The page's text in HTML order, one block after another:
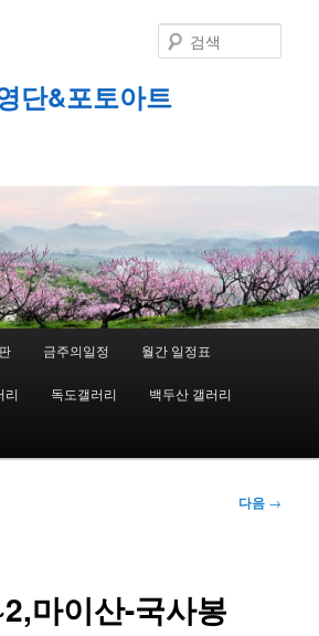
단&포토아트
색
금주의일정 월간 일정표
리 독도갤러리 백두산 갤러리
다음 →
마이산-국사봉